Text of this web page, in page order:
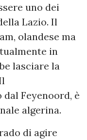
uno dei
Lazio. Il
olandese ma
in
lasciare la
Feyenoord, è
algerina.
di agire